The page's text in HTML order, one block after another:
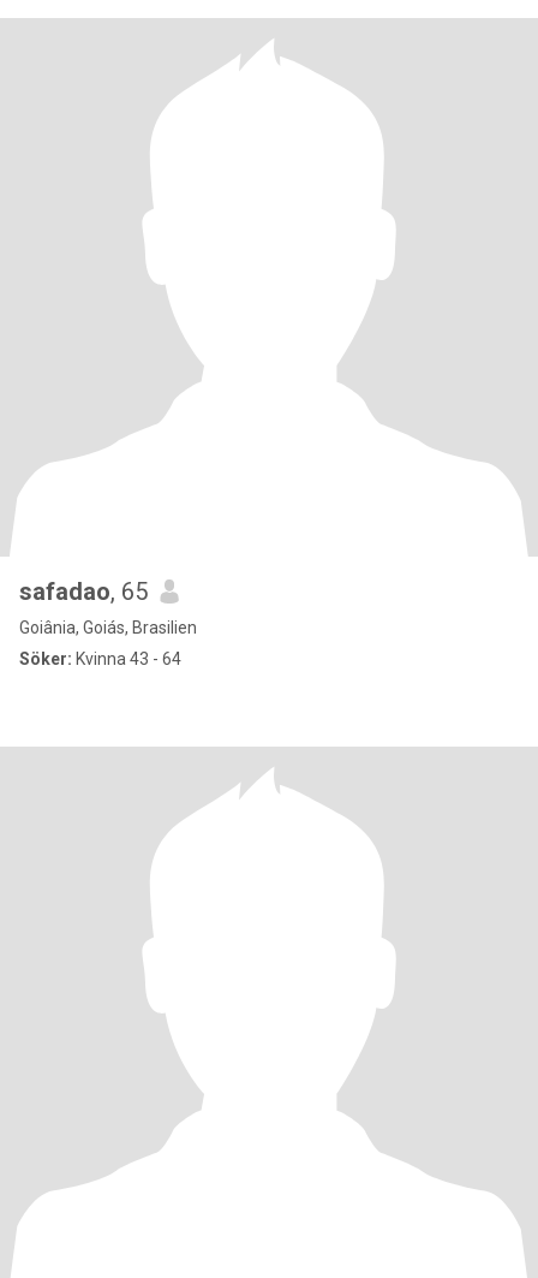
safadao, 65
Goiânia, Goiás, Brasilien
Söker: Kvinna 43 - 64